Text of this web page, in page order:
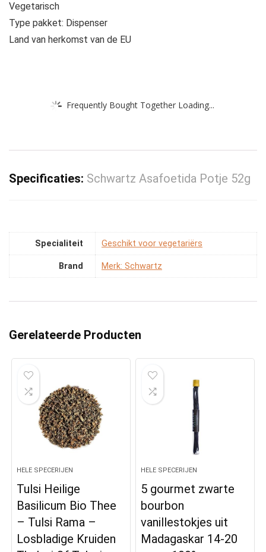
Vegetarisch
Type pakket: Dispenser
Land van herkomst van de EU
Frequently Bought Together Loading...
Specificaties: Schwartz Asafoetida Potje 52g
Specialiteit ‎Geschikt voor vegetariërs
Brand Merk: Schwartz
Gerelateerde Producten
HELE SPECERIJEN
Tulsi Heilige
Basilicum Bio Thee
– Tulsi Rama –
Losbladige Kruiden
HELE SPECERIJEN
5 gourmet zwarte
bourbon
vanillestokjes uit
Madagaskar 14-20